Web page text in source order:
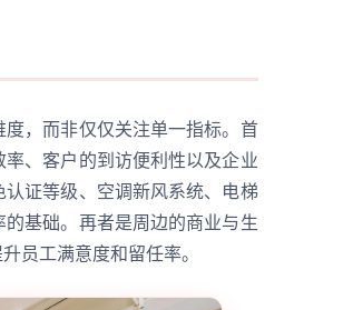
，而非仅仅关注单一指标。首
、客户的到访便利性以及企业
证等级、空调新风系统、电梯
基础。再者是周边的商业与生
员工满意度和留任率。